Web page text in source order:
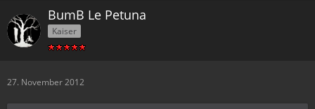
BumB Le Petuna
Kaiser
27. November 2012